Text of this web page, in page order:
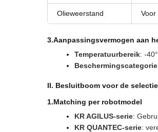
Olieweerstand Voor
3.Aanpassingsvermogen aan
Temperatuurbereik: -
Beschermingscategorie
II. Besluitboom voor de
1.Matching per robotmodel
KR AGILUS-serie:
KR QUANTEC-serie: